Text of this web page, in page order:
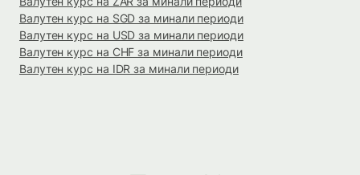
Валутен курс на SGD за минали периоди
Валутен курс на USD за минали периоди
Валутен курс на CHF за минали периоди
Валутен курс на IDR за минали периоди